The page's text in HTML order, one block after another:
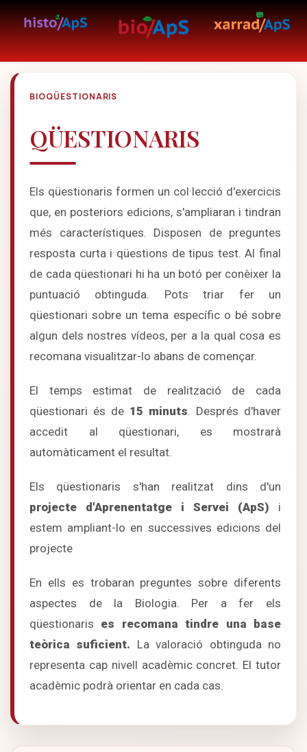
BIOQÜESTIONARIS
QÜESTIONARIS
Els qüestionaris formen un col·lecció d'exercicis
que, en posteriors edicions, s'ampliaran i tindran
més característiques. Disposen de preguntes
resposta curta i qüestions de tipus test. Al final
de cada qüestionari hi ha un botó per conèixer la
puntuació obtinguda. Pots triar fer un
qüestionari sobre un tema específic o bé sobre
algun dels nostres vídeos, per a la qual cosa es
recomana visualitzar-lo abans de començar.
El temps estimat de realització de cada
qüestionari és de 15 minuts. Després d'haver
accedit al qüestionari, es mostrarà
automàticament el resultat.
Els qüestionaris s'han realitzat dins d'un
projecte d'Aprenentatge i Servei (ApS) i
estem ampliant-lo en successives edicions del
projecte
En ells es trobaran preguntes sobre diferents
aspectes de la Biologia. Per a fer els
qüestionaris es recomana tindre una base
teòrica suficient. La valoració obtinguda no
representa cap nivell acadèmic concret. El tutor
acadèmic podrà orientar en cada cas.